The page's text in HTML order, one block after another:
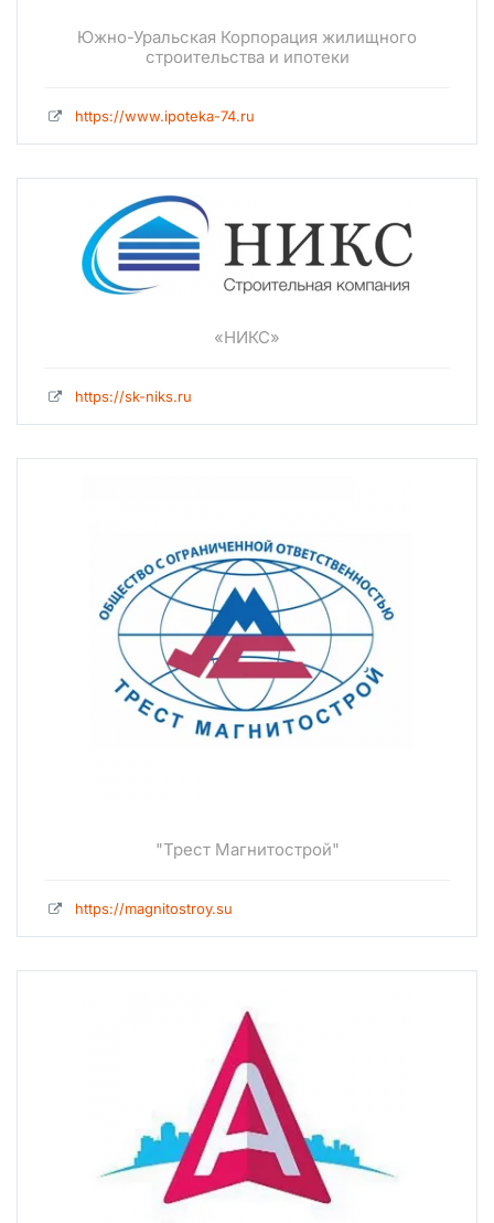
Южно-Уральская Корпорация жилищного
строительства и ипотеки
https://www.ipoteka-74.ru
«НИКС»
https://sk-niks.ru
"Трест Магнитострой"
https://magnitostroy.su